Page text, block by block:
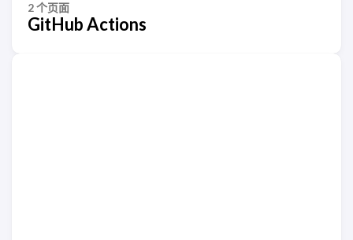
2 个页面
GitHub Actions